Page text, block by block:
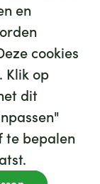
en
cookies
Klik op
dit
te bepalen
voor je